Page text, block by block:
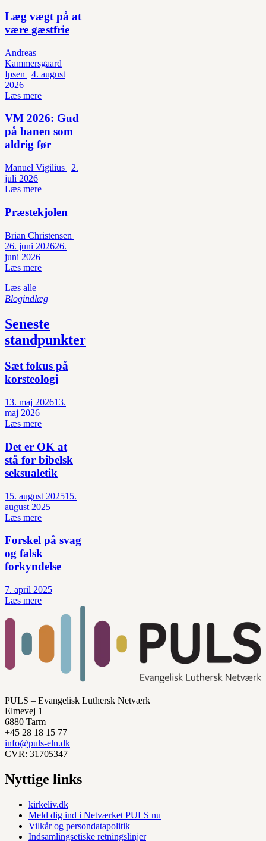
Læg vægt på at
være gæstfrie
Andreas
Kammersgaard
Ipsen | 4. august
2026
Læs mere
VM 2026: Gud
på banen som
aldrig før
Manuel Vigilius | 2.
juli 2026
Læs mere
Præstekjolen
Brian Christensen |
26. juni 202626.
juni 2026
Læs mere
Læs alle
Blogindlæg
Seneste
standpunkter
Sæt fokus på
korsteologi
13. maj 202613.
maj 2026
Læs mere
Det er OK at
stå for bibelsk
seksualetik
15. august 202515.
august 2025
Læs mere
Forskel på svag
og falsk
forkyndelse
7. april 2025
Læs mere
PULS – Evangelisk Luthersk Netværk
Elmevej 1
6880 Tarm
+45 28 18 15 77
info@puls-eln.dk
CVR: 31705347
Nyttige links
kirkeliv.dk
Meld dig ind i Netværket PULS nu
Vilkår og persondatapolitik
Indsamlingsetiske retningslinjer